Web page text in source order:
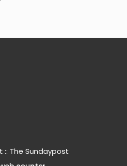
:: The Sundaypost